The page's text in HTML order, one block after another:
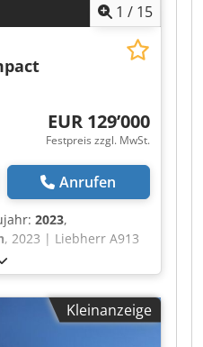
1 / 15
EUR 129’000
Festpreis zzgl. MwSt.
Anrufen
2023,
, 2023 | Liebherr A913
Mobilbagger |
🚛 Delivery
– Use our shipping
costs! 💰 Buy
an Offer. Payment
Kleinanzeige